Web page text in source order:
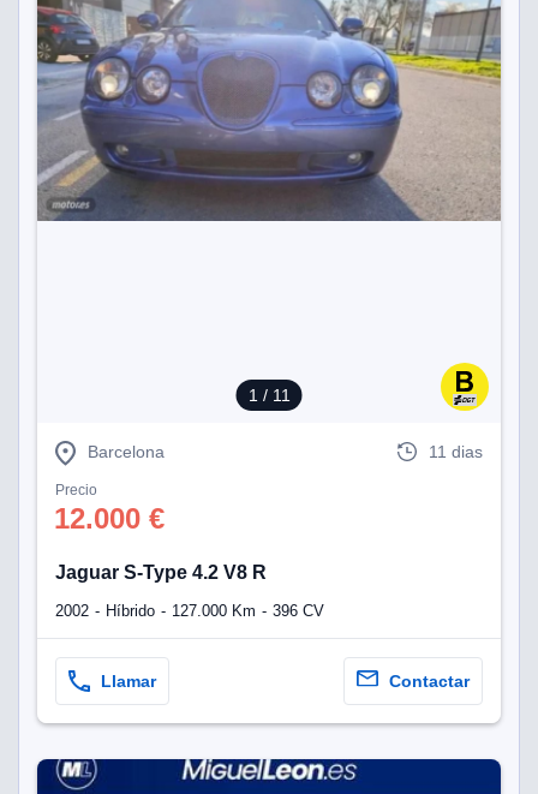
1 / 11
Barcelona 11 dias
Precio
12.000 €
Jaguar S-Type 4.2 V8 R
2002 Híbrido 127.000 Km 396 CV
Llamar Contactar